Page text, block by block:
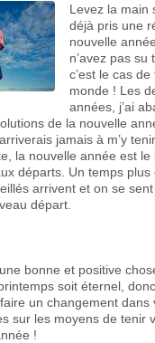
Levez la main
déjà pris une
nouvelle
n’avez pas su
c’est le cas de
monde ! Les
années, j’ai
de la nouvelle
jamais à m’y
la nouvelle année est le
départs. Un temps plus
arrivent et on se
départ.
bonne et positive
soit éternel,
un changement dans
sur les moyens de tenir
!